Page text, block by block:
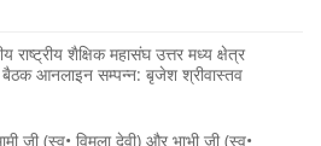
राष्ट्रीय शैक्षिक महासंघ उत्तर मध्य क्षेत्र
बैठक आनलाइन सम्पन्न: बृजेश श्रीवास्तव
जी (स्व• विमला देवी) और भाभी जी (स्व•